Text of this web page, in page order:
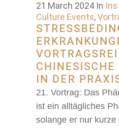
21 March 2024 In
Culture Events,
IN DER
21. Vortrag: Das
ist ein alltägliches
solange er nur kurze